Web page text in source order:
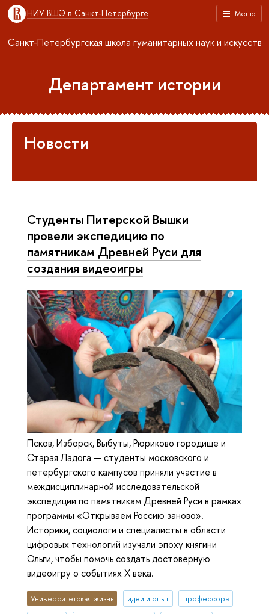
Меню
НИУ ВШЭ в Санкт-Петербурге
Санкт-Петербургская школа гуманитарных наук и искусств
Департамент истории
Новости
Студенты Питерской Вышки
провели экспедицию по
памятникам Древней Руси для
создания видеоигры
Псков, Изборск, Выбуты, Рюриково городище и
Старая Ладога — студенты московского и
петербургского кампусов приняли участие в
междисциплинарной исследовательской
экспедиции по памятникам Древней Руси в рамках
программы «Открываем Россию заново».
Историки, социологи и специалисты в области
цифровых технологий изучали эпоху княгини
Ольги, чтобы помочь создать достоверную
видеоигру о событиях X века.
Университетская жизнь идеи и опыт профессора